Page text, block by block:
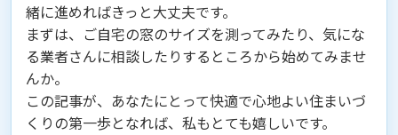
緒に進めればきっと大丈夫です。
まずは、ご自宅の窓のサイズを測ってみたり、気にな
る業者さんに相談したりするところから始めてみませ
んか。
この記事が、あなたにとって快適で心地よい住まいづ
くりの第一歩となれば、私もとても嬉しいです。